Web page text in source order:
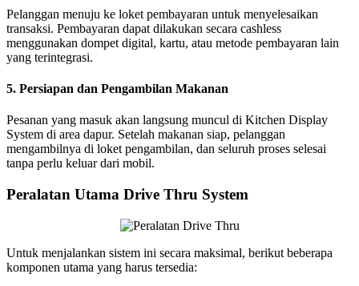
Pelanggan menuju ke loket pembayaran untuk menyelesaikan
transaksi. Pembayaran dapat dilakukan secara cashless
menggunakan dompet digital, kartu, atau metode pembayaran lain
yang terintegrasi.
5. Persiapan dan Pengambilan Makanan
Pesanan yang masuk akan langsung muncul di Kitchen Display
System di area dapur. Setelah makanan siap, pelanggan
mengambilnya di loket pengambilan, dan seluruh proses selesai
tanpa perlu keluar dari mobil.
Peralatan Utama Drive Thru System
Untuk menjalankan sistem ini secara maksimal, berikut beberapa
komponen utama yang harus tersedia: